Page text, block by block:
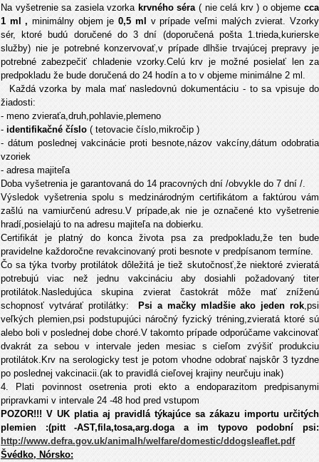
Na vyšetrenie sa zasiela vzorka krvného séra( nie celá krv ) o objemecca
1 ml ,minimálny objem je0,5 ml v prípade veľmi malých zvierat. Vzorky
sér, ktoré budú doručené do 3 dní (doporučená pošta 1.trieda,kurierske
služby) nie je potrebné konzervovať,v prípade dlhšie trvajúcej prepravy je
potrebné zabezpečiť chladenie vzorky.Celú krv je možné posielať len za
predpokladu že bude doručená do 24 hodín a to v objeme minimálne 2 ml.
Každá vzorka by mala mať nasledovnú dokumentáciu - to sa vpisuje do
žiadosti:
- meno zvieraťa,druh,pohlavie,plemeno
- identifikačné číslo ( tetovacie číslo,mikročip )
- dátum poslednej vakcinácie proti besnote,názov vakcíny,dátum odobratia
vzoriek
- adresa majiteľa
Doba vyšetrenia je garantovaná do 14 pracovných dní /obvykle do 7 dní /.
Výsledok vyšetrenia spolu s medzinárodným certifikátom a faktúrou vám
zašlú na vamiurčenú adresu.V prípade,ak nie je označené kto vyšetrenie
hradí,posielajú to na adresu majiteľa na dobierku.
Certifikát je platný do konca života psa za predpokladu,že ten bude
pravidelne každoročne revakcinovaný proti besnote v predpísanom termíne.
Čo sa týka tvorby protilátok dôležitá je tiež skutočnosť,že niektoré zvieratá
potrebujú viac než jednu vakcináciu aby dosiahli požadovaný titer
protilátok.Nasledujúca skupina zvierat častokrát môže mať zníženú
schopnosť vytvárať protilátky: Psi a mačky mladšie ako jeden rok,psi
veľkých plemien,psi podstupujúci náročný fyzický tréning,zvieratá ktoré sú
alebo boli v poslednej dobe choré.V takomto prípade odporúčame vakcinovať
dvakrát za sebou v intervale jeden mesiac s cieľom zvýšiť produkciu
protilátok.Krv na serologicky test je potom vhodne odobrať najskôr 3 tyzdne
po poslednej vakcinacii.(ak to pravidlá cieľovej krajiny neurčuju inak)
4. Plati povinnost osetrenia proti ekto a endoparazitom predpisanymi
pripravkami v intervale 24 -48 hod pred vstupom
POZOR!!! V UK platia aj pravidlá týkajúce sa zákazu importu určitých
plemien :(pitt -AST,fila,tosa,arg.doga a im typovo podobní psi:
http://www.defra.gov.uk/animalh/welfare/domestic/ddogsleaflet.pdf
Švédko, Nórsko: